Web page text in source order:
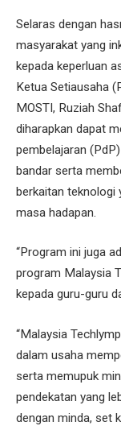
Selaras dengan
masyarakat yang
kepada keperluan
Ketua Setiausaha
MOSTI, Ruziah
diharapkan dapat
pembelajaran
bandar serta
berkaitan teknologi
masa hadapan.
“Program ini juga
program Malaysia
kepada guru-guru
“Malaysia
dalam usaha
serta memupuk
pendekatan yang
dengan minda, set